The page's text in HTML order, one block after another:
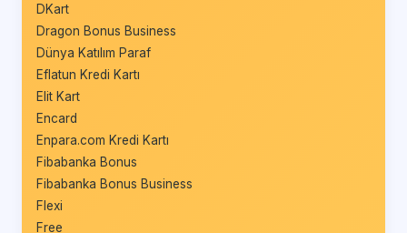
DKart
Dragon Bonus Business
Dünya Katılım Paraf
Eflatun Kredi Kartı
Elit Kart
Encard
Enpara.com Kredi Kartı
Fibabanka Bonus
Fibabanka Bonus Business
Flexi
Free